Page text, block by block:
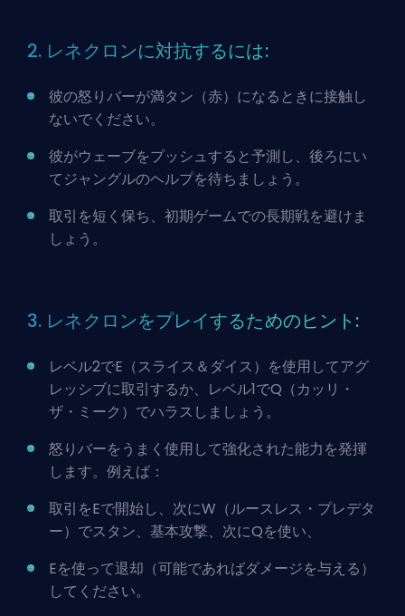
2. レネクロンに対抗するには:
彼の怒りバーが満タン（赤）になるときに接触し
ないでください。
彼がウェーブをプッシュすると予測し、後ろにい
てジャングルのヘルプを待ちましょう。
取引を短く保ち、初期ゲームでの長期戦を避けま
しょう。
3. レネクロンをプレイするためのヒント:
レベル2でE（スライス＆ダイス）を使用してアグ
レッシブに取引するか、レベル1でQ（カッリ・
ザ・ミーク）でハラスしましょう。
怒りバーをうまく使用して強化された能力を発揮
します。例えば：
取引をEで開始し、次にW（ルースレス・プレデタ
ー）でスタン、基本攻撃、次にQを使い、
Eを使って退却（可能であればダメージを与える）
してください。